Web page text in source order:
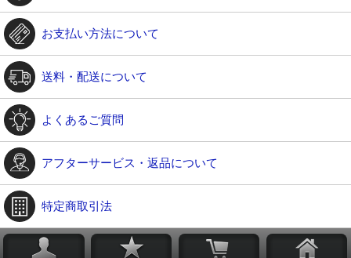
お支払い方法について
送料・配送について
よくあるご質問
アフターサービス・返品について
特定商取引法